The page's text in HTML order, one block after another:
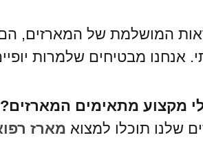
המושלמת של המארזים, הם
אנחנו מבטיחים שלמרות
מקצוע מתאימים המארזים?
שלנו תוכלו למצוא מארז